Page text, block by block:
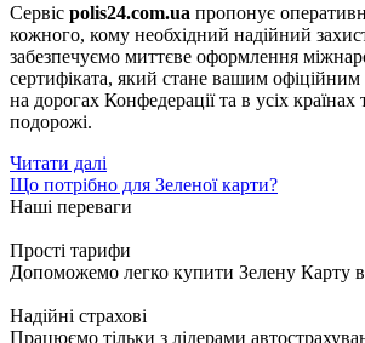
Сервіс polis24.com.ua пропонує
кожного, кому необхідний надійний
забезпечуємо миттєве оформлення
сертифіката, який стане вашим офіційним
на дорогах Конфедерації та в усіх країнах
подорожі.
Читати далі
Що потрібно для Зеленої карти?
Наші переваги
Прості тарифи
Допоможемо легко купити Зелену Карту
Надійні страхові
Працюємо тільки з лідерами